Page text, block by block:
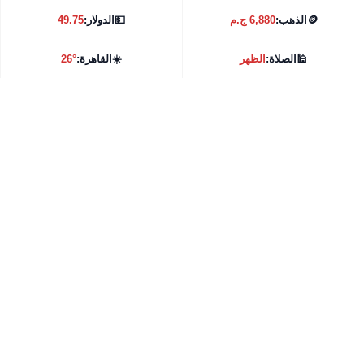
🪙 الذهب:6,880 ج.م 💵الدولار:49.75
🕌الصلاة:الظهر ☀️القاهرة:26°